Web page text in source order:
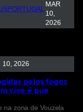
MAR
10,
2026
10, 2026
pelos fogos
vive é que
na zona de Vouzela